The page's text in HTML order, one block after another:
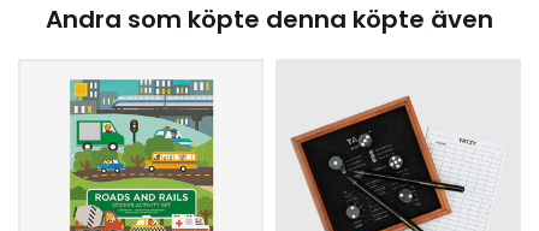
Andra som köpte denna köpte även